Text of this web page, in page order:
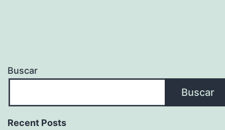
Buscar
Buscar
Recent Posts